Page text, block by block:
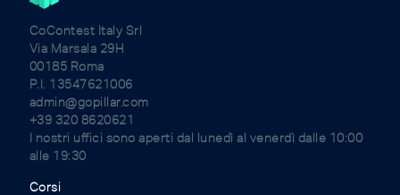
CoContest Italy Srl
Via Marsala 29H
00185 Roma
P.I. 13547621006
admin@gopillar.com
+39 320 8620621
I nostri uffici sono aperti dal lunedì al venerdì dalle 10:00
alle 19:30
Corsi